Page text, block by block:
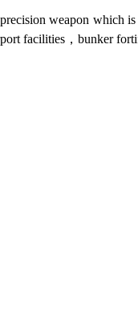
weapon which
facilities，bunker